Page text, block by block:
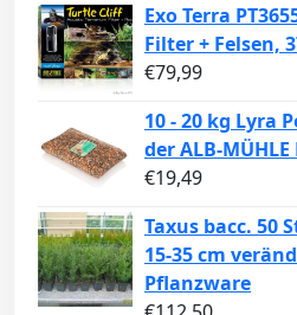
Exo Terra
Filter + Felsen,
€79,99
10 - 20 kg Lyra
der ALB-
€19,49
Taxus bacc. 50
15-35 cm
Pflanzware